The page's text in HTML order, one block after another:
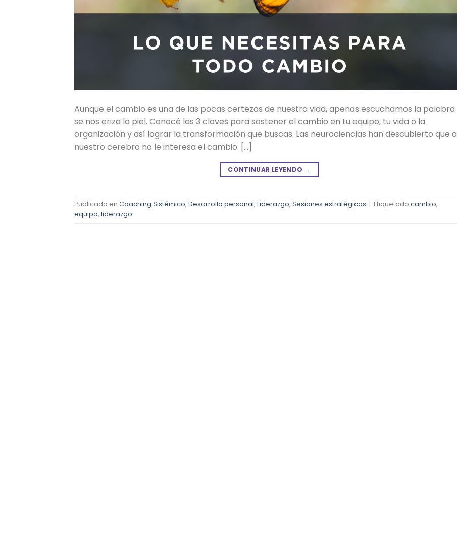
Aunque el cambio es una de las pocas certezas de nuestra vida, apenas escuchamos la palabra
se nos eriza la piel. Conocé las 3 claves para sostener el cambio en tu equipo, tu vida o la
organización y así lograr la transformación que buscas. Las neurociencias han descubierto que a
nuestro cerebro no le interesa el cambio. […]
CONTINUAR LEYENDO →
Publicado en Coaching Sistémico, Desarrollo personal, Liderazgo, Sesiones estratégicas | Etiquetado cambio,
equipo, liderazgo